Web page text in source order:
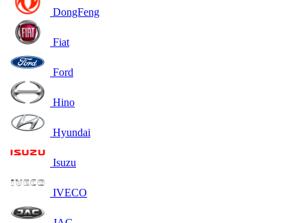
DongFeng
Fiat
Ford
Hino
Hyundai
Isuzu
IVECO